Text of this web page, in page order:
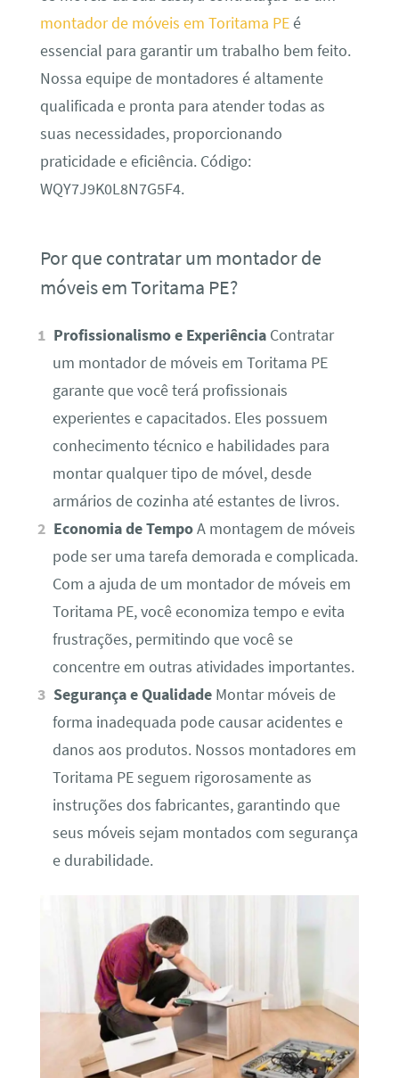
montador de móveis em Toritama PEé
essencial para garantir um trabalho bem feito.
Nossa equipe de montadores é altamente
qualificada e pronta para atender todas as
suas necessidades, proporcionando
praticidade e eficiência. Código:
WQY7J9K0L8N7G5F4.
Por que contratar um montador de
móveis em Toritama PE?
Profissionalismo e Experiência Contratar
um montador de móveis em Toritama PE
garante que você terá profissionais
experientes e capacitados. Eles possuem
conhecimento técnico e habilidades para
montar qualquer tipo de móvel, desde
armários de cozinha até estantes de livros.
Economia de TempoA montagem de móveis
pode ser uma tarefa demorada e complicada.
Com a ajuda de um montador de móveis em
Toritama PE, você economiza tempo e evita
frustrações, permitindo que você se
concentre em outras atividades importantes.
Segurança e Qualidade Montar móveis de
forma inadequada pode causar acidentes e
danos aos produtos. Nossos montadores em
Toritama PE seguem rigorosamente as
instruções dos fabricantes, garantindo que
seus móveis sejam montados com segurança
e durabilidade.